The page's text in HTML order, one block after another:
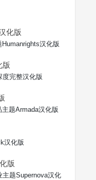
化版
汉化版
版
度完整汉化版
题Armada汉化版
汉化版
版
主题Supernova汉化